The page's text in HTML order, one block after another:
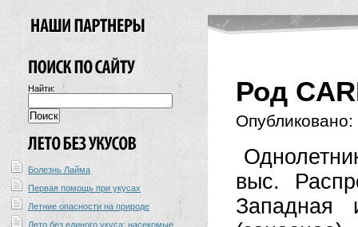
Найти:
Болезнь Лайма
Первая помощь при укусах
Летние опасности на природе
Лето без единого укуса: насекомые
Род
Опубликовано:
выс.
Западная